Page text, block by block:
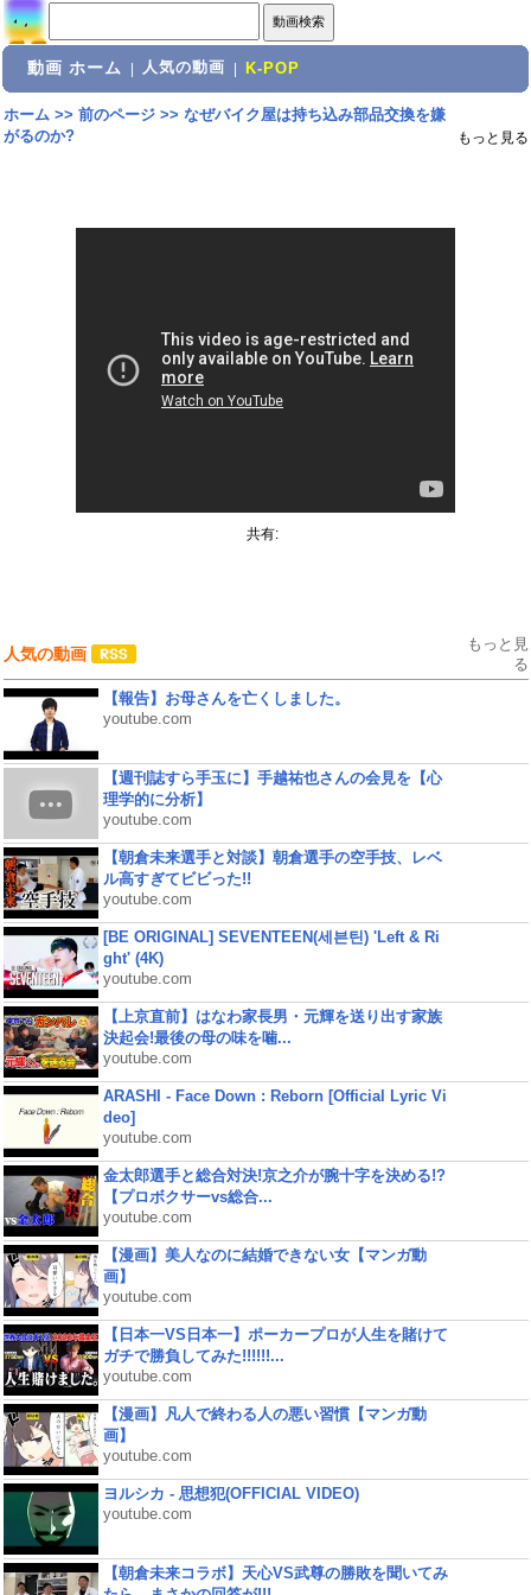
動画 ホーム 人気の動画 K-POP
ホーム>> 前のページ>> なぜバイク屋は持ち込み部品交換を嫌
がるのか?
もっと見る
共有:
人気の動画
もっと見
る
【報告】お母さんを亡くしました。
youtube.com
【週刊誌すら手玉に】手越祐也さんの会見を【心
理学的に分析】
youtube.com
【朝倉未来選手と対談】朝倉選手の空手技、レベ
ル高すぎてビビった!!
youtube.com
[BE ORIGINAL] SEVENTEEN(세븐틴) 'Left & Ri
ght' (4K)
youtube.com
【上京直前】はなわ家長男・元輝を送り出す家族
決起会!最後の母の味を噛...
youtube.com
ARASHI - Face Down : Reborn [Official Lyric Vi
deo]
youtube.com
金太郎選手と総合対決!京之介が腕十字を決める!?
【プロボクサーvs総合...
youtube.com
【漫画】美人なのに結婚できない女【マンガ動
画】
youtube.com
【日本一VS日本一】ポーカープロが人生を賭けて
ガチで勝負してみた!!!!!!...
youtube.com
【漫画】凡人で終わる人の悪い習慣【マンガ動
画】
youtube.com
ヨルシカ - 思想犯(OFFICIAL VIDEO)
youtube.com
【朝倉未来コラボ】天心VS武尊の勝敗を聞いてみ